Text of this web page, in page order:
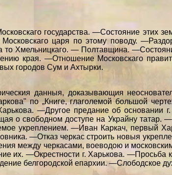
государства. —Состояние этих
царя по этому поводу.
Хмельницкаго. — Полтавщина.
края. —Отношение Московскаго
городов Сум и Ахтырки.
данныя, доказывающия
по „Книге, глаголемой большой
—Другое предание об основании
о свободном доступе на Украйну
укреплением. —Иван Каркач, первый
—Отказ черкас строить новыя
между черкасами, воеводою и
их. —Окрестности г. Харькова.
белгородской епархии. —Слободское